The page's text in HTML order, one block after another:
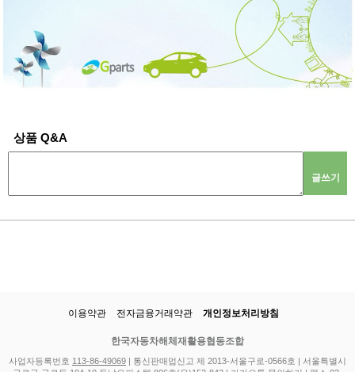
상품 Q&A
글쓰기
이용약관 전자금융거래약관 개인정보처리방침
한국자동차해체재활용협동조합
사업자등록번호 113-86-49069 | 통신판매업신고 제 2013-서울구로-0566호 | 서울특별시